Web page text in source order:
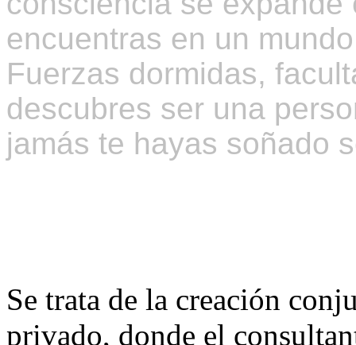
encuentras en un
Fuerzas dormidas,
descubres ser una
jamás te hayas soñado
Se trata de la creación
privado, donde el